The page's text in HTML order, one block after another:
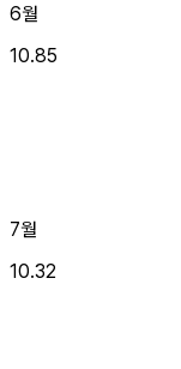
6월
10.85
7월
10.32